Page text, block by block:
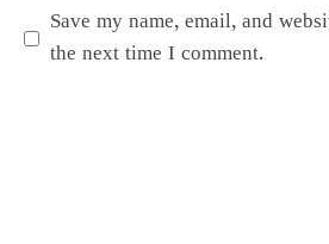
Save my name, email, and
the next time I comment.